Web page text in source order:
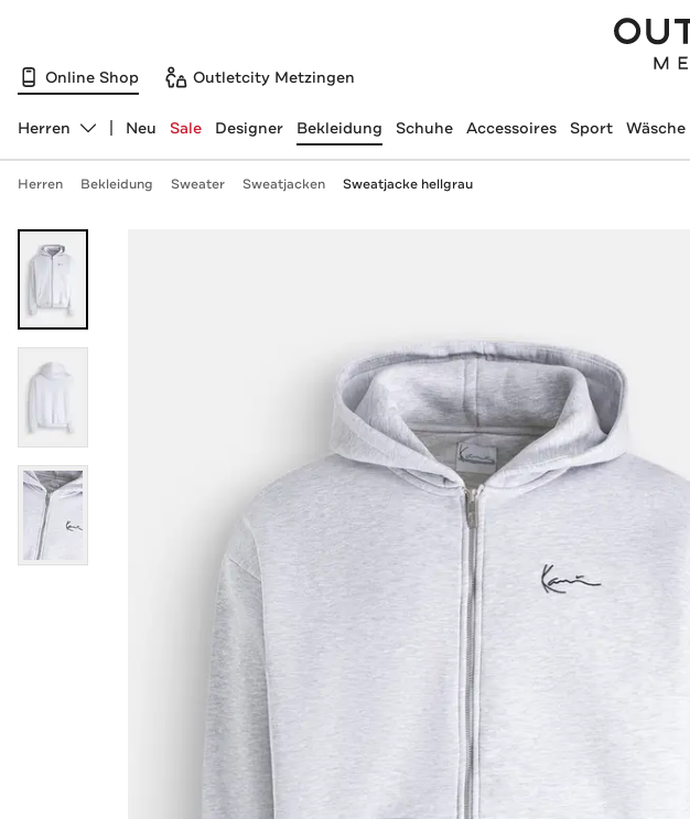
Online Shop Outletcity Metzingen
Abteilung ändern, ausgewählt:
Herren Neu Sale Designer Bekleidung Schuhe Accessoires Sport Wäsche
Herren Bekleidung Sweater Sweatjacken Sweatjacke hellgrau